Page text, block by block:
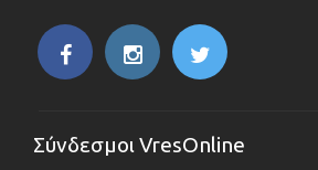
Σύνδεσμοι VresOnline